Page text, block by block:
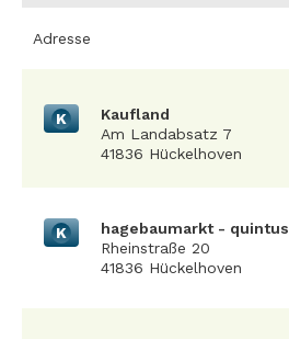
Adresse
K
Kaufland
Am Landabsatz 7
41836 Hückelhoven
K
hagebaumarkt - quintus
Rheinstraße 20
41836 Hückelhoven